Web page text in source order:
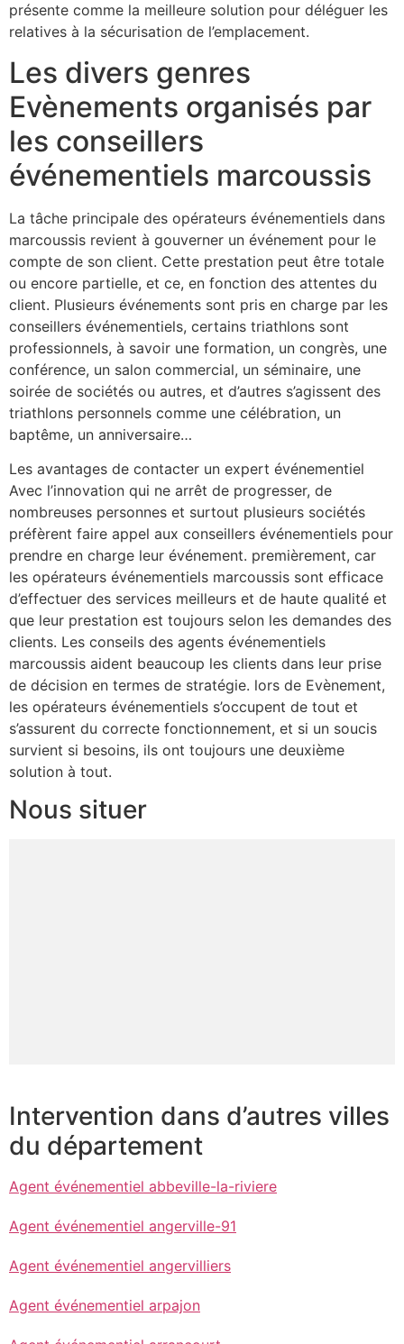
présente comme la meilleure solution pour déléguer les
relatives à la sécurisation de l’emplacement.
Les divers genres
Evènements organisés par
les conseillers
événementiels marcoussis
La tâche principale des opérateurs événementiels dans
marcoussis revient à gouverner un événement pour le
compte de son client. Cette prestation peut être totale
ou encore partielle, et ce, en fonction des attentes du
client. Plusieurs événements sont pris en charge par les
conseillers événementiels, certains triathlons sont
professionnels, à savoir une formation, un congrès, une
conférence, un salon commercial, un séminaire, une
soirée de sociétés ou autres, et d’autres s’agissent des
triathlons personnels comme une célébration, un
baptême, un anniversaire…
Les avantages de contacter un expert événementiel
Avec l’innovation qui ne arrêt de progresser, de
nombreuses personnes et surtout plusieurs sociétés
préfèrent faire appel aux conseillers événementiels pour
prendre en charge leur événement. premièrement, car
les opérateurs événementiels marcoussis sont efficace
d’effectuer des services meilleurs et de haute qualité et
que leur prestation est toujours selon les demandes des
clients. Les conseils des agents événementiels
marcoussis aident beaucoup les clients dans leur prise
de décision en termes de stratégie. lors de Evènement,
les opérateurs événementiels s’occupent de tout et
s’assurent du correcte fonctionnement, et si un soucis
survient si besoins, ils ont toujours une deuxième
solution à tout.
Nous situer
Intervention dans d’autres villes
du département
Agent événementiel abbeville-la-riviere
Agent événementiel angerville-91
Agent événementiel angervilliers
Agent événementiel arpajon